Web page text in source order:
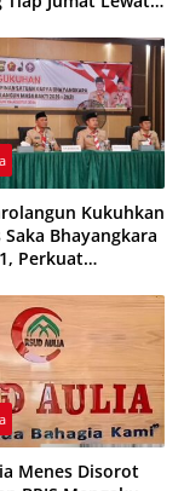
Kukuhkan
Bhayangkara
Perkuat
Muda
Menes Disorot